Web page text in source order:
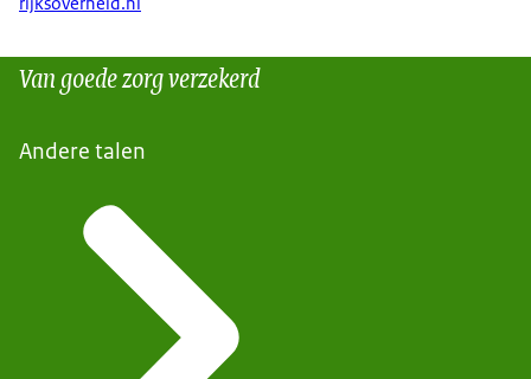
Van goede zorg verzekerd
Andere talen